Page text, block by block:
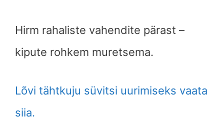
Hirm rahaliste vahendite pärast –
kipute rohkem muretsema.
Lõvi tähtkuju süvitsi uurimiseks vaata
siia.